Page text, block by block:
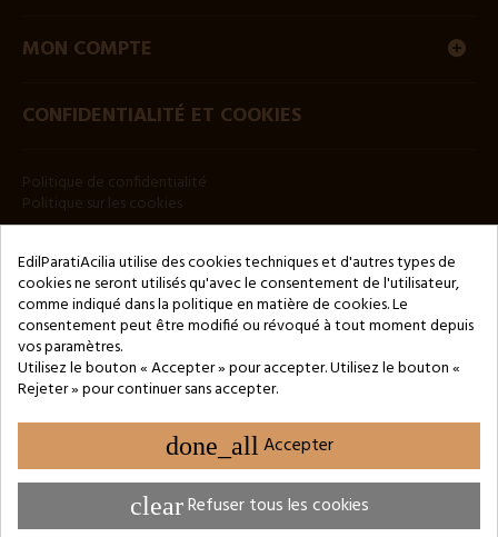
MON COMPTE
CONFIDENTIALITÉ ET COOKIES
Copyright © 2024 by 3Enne s.r.l.s. P.IVA/C.F.: 13466181008
Numéro d'enregistrement REA : RM-1449325 - Registre du
Commerce de Rome
Website Developed by M.Borzacchini - TestSide
EdilParatiAcilia utilise des cookies techniques et d'autres types de
cookies ne seront utilisés qu'avec le consentement de l'utilisateur,
comme indiqué dans la politique en matière de cookies. Le
consentement peut être modifié ou révoqué à tout moment depuis
vos paramètres.
Utilisez le bouton « Accepter » pour accepter. Utilisez le bouton «
Rejeter » pour continuer sans accepter.
done_all Accepter
clearRefuser tous les cookies